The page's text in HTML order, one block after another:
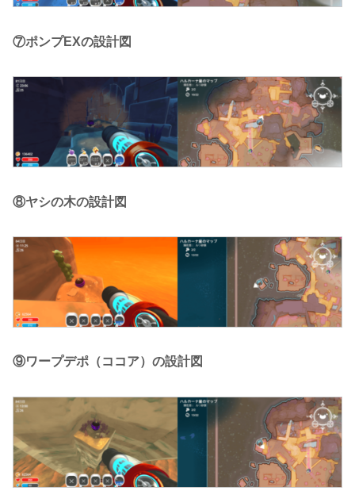
⑦ポンプEXの設計図
⑧ヤシの木の設計図
⑨ワープデポ（ココア）の設計図